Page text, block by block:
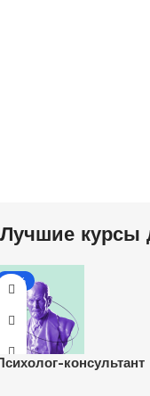
Лучшие курсы
-40%
консультант